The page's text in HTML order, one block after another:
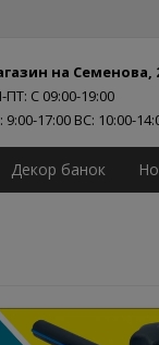
на Семенова,
ПТ: С 09:00-19:00
Декор банок